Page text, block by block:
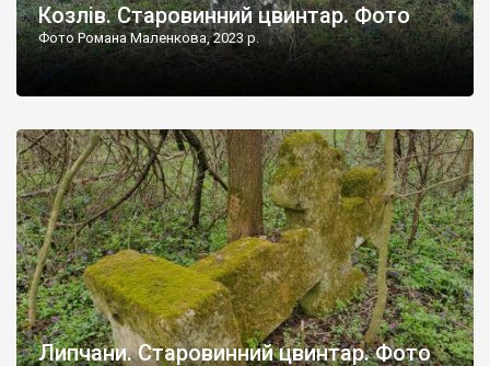
Козлів. Старовинний цвинтар. Фото
Фото Романа Маленкова, 2023 р.
Липчани. Старовинний цвинтар. Фото